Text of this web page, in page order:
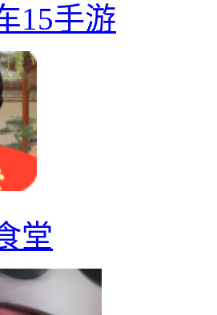
15手游
堂